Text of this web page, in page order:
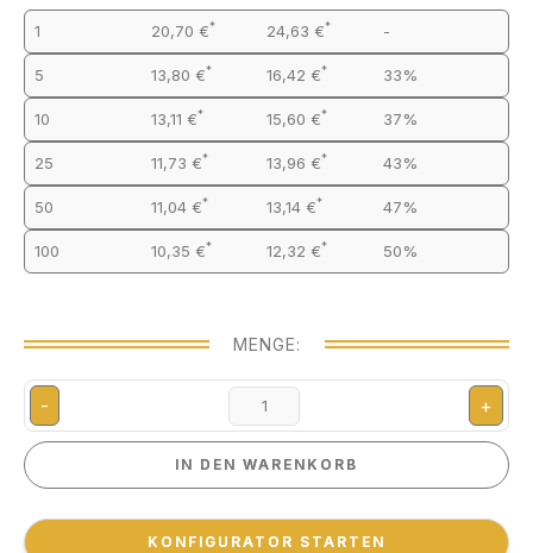
1 20,70 €* 24,63 €* -
5 13,80 €* 16,42 €* 33%
10 13,11 €* 15,60 €* 37%
25 11,73 €* 13,96 €* 43%
50 11,04 €* 13,14 €* 47%
100 10,35 €* 12,32 €* 50%
MENGE:
- +
IN DEN WARENKORB
IN DEN WARENKORB
KONFIGURATOR STARTEN
KONFIGURATOR STARTEN